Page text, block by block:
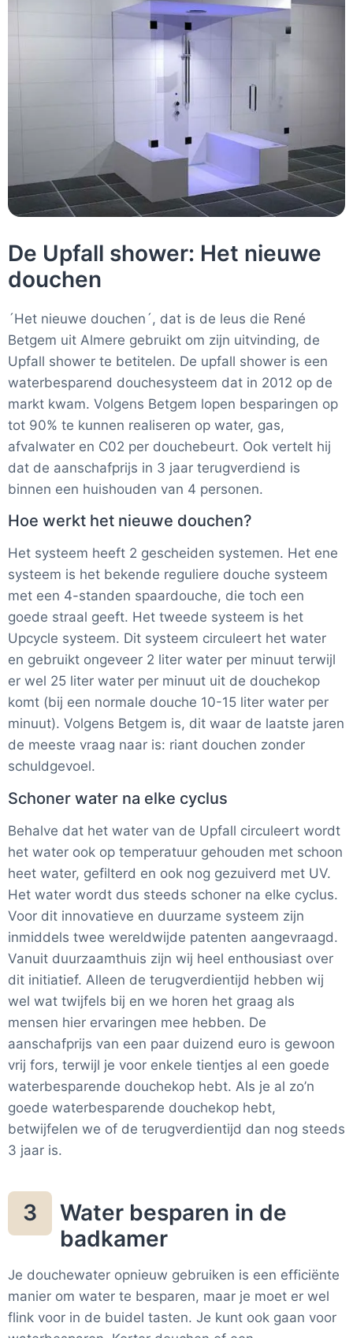
De Upfall shower: Het nieuwe
douchen
´Het nieuwe douchen´, dat is de leus die René
Betgem uit Almere gebruikt om zijn uitvinding, de
Upfall shower te betitelen. De upfall shower is een
waterbesparend douchesysteem dat in 2012 op de
markt kwam. Volgens Betgem lopen besparingen op
tot 90% te kunnen realiseren op water, gas,
afvalwater en C02 per douchebeurt. Ook vertelt hij
dat de aanschafprijs in 3 jaar terugverdiend is
binnen een huishouden van 4 personen.
Hoe werkt het nieuwe douchen?
Het systeem heeft 2 gescheiden systemen. Het ene
systeem is het bekende reguliere douche systeem
met een 4-standen spaardouche, die toch een
goede straal geeft. Het tweede systeem is het
Upcycle systeem. Dit systeem circuleert het water
en gebruikt ongeveer 2 liter water per minuut terwijl
er wel 25 liter water per minuut uit de douchekop
komt (bij een normale douche 10-15 liter water per
minuut). Volgens Betgem is, dit waar de laatste jaren
de meeste vraag naar is: riant douchen zonder
schuldgevoel.
Schoner water na elke cyclus
Behalve dat het water van de Upfall circuleert wordt
het water ook op temperatuur gehouden met schoon
heet water, gefilterd en ook nog gezuiverd met UV.
Het water wordt dus steeds schoner na elke cyclus.
Voor dit innovatieve en duurzame systeem zijn
inmiddels twee wereldwijde patenten aangevraagd.
Vanuit duurzaamthuis zijn wij heel enthousiast over
dit initiatief. Alleen de terugverdientijd hebben wij
wel wat twijfels bij en we horen het graag als
mensen hier ervaringen mee hebben. De
aanschafprijs van een paar duizend euro is gewoon
vrij fors, terwijl je voor enkele tientjes al een goede
waterbesparende douchekop hebt. Als je al zo’n
goede waterbesparende douchekop hebt,
betwijfelen we of de terugverdientijd dan nog steeds
3 jaar is.
3
Water besparen in de
badkamer
Je douchewater opnieuw gebruiken is een efficiënte
manier om water te besparen, maar je moet er wel
flink voor in de buidel tasten. Je kunt ook gaan voor